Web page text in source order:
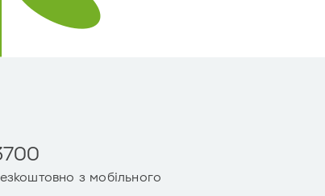
з мобільного